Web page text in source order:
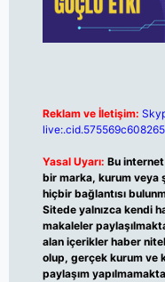
Reklam ve İletişim:
Yasal Uyarı: Bu
bir marka, kurum veya
hiçbir bağlantısı
Sitede yalnızca kendi
makaleler
alan içerikler haber
olup, gerçek kurum ve
paylaşım